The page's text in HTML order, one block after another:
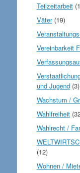
Teilzeitarbeit
Väter(19)
Vereinbarkeit
und Jugend(3)
Wachstum /
Wahlfreiheit
Wahlrecht /
(12)
Wohnen /